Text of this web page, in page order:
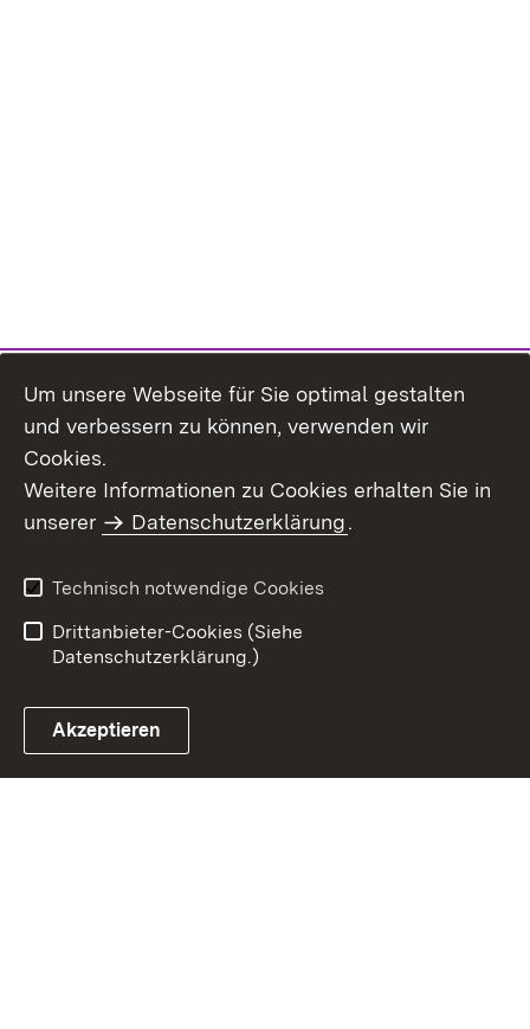
Benutzungshinweise
Erklärung zur
Um unsere Webseite für Sie optimal gestalten
und verbessern zu können, verwenden wir
Cookies.
Weitere Informationen zu Cookies erhalten Sie in
unserer
Datenschutzerklärung.
Technisch notwendige Cookies
Drittanbieter-Cookies (Siehe
Datenschutzerklärung.)
Akzeptieren